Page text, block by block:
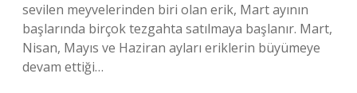
sevilen meyvelerinden biri olan erik, Mart ayının
başlarında birçok tezgahta satılmaya başlanır. Mart,
Nisan, Mayıs ve Haziran ayları eriklerin büyümeye
devam ettiği…